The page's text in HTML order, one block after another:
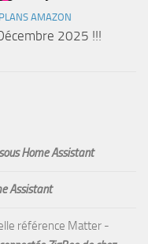
AMAZON
2025 !!!
Home Assistant
Assistant
référence Matter -